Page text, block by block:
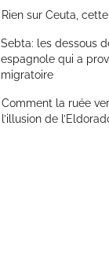
Rien sur Ceuta,
Sebta: les dessous
espagnole qui a
migratoire
Comment la ruée
l’illusion de